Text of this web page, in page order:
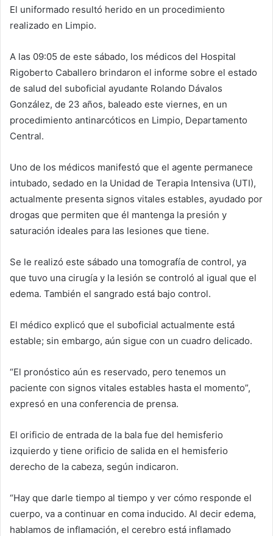
El uniformado resultó herido en un procedimiento
realizado en Limpio.
A las 09:05 de este sábado, los médicos del Hospital
Rigoberto Caballero brindaron el informe sobre el estado
de salud del suboficial ayudante Rolando Dávalos
González, de 23 años, baleado este viernes, en un
procedimiento antinarcóticos en Limpio, Departamento
Central.
Uno de los médicos manifestó que el agente permanece
intubado, sedado en la Unidad de Terapia Intensiva (UTI),
actualmente presenta signos vitales estables, ayudado por
drogas que permiten que él mantenga la presión y
saturación ideales para las lesiones que tiene.
Se le realizó este sábado una tomografía de control, ya
que tuvo una cirugía y la lesión se controló al igual que el
edema. También el sangrado está bajo control.
El médico explicó que el suboficial actualmente está
estable; sin embargo, aún sigue con un cuadro delicado.
“El pronóstico aún es reservado, pero tenemos un
paciente con signos vitales estables hasta el momento”,
expresó en una conferencia de prensa.
El orificio de entrada de la bala fue del hemisferio
izquierdo y tiene orificio de salida en el hemisferio
derecho de la cabeza, según indicaron.
“Hay que darle tiempo al tiempo y ver cómo responde el
cuerpo, va a continuar en coma inducido. Al decir edema,
hablamos de inflamación, el cerebro está inflamado